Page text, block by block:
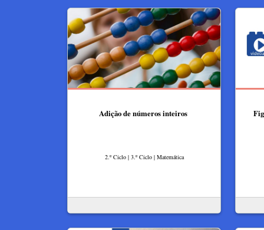
Adição de números inteiros ​
2.º Ciclo | 3.º Ciclo | Matemática